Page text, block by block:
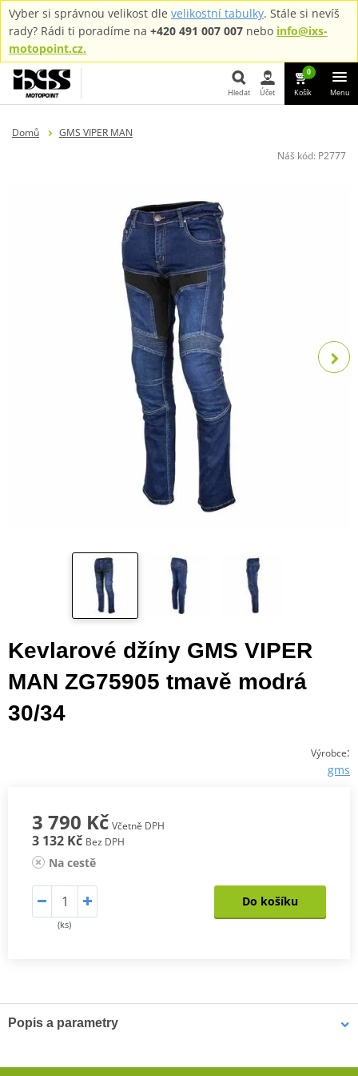
Vyber si správnou velikost dle velikostní tabulky. Stále si nevíš
rady? Rádi ti poradíme na +420 491 007 007 nebo info@ixs-
motopoint.cz.
Hledat Účet
0
Košík Menu
Domů
GMS VIPER MAN
Náš kód: P2777
Kevlarové džíny GMS VIPER
MAN ZG75905 tmavě modrá
30/34
Výrobce:
gms
3 790 Kč Včetně DPH
3 132 Kč Bez DPH
Na cestě
(ks)
Do košíku
Popis a parametry